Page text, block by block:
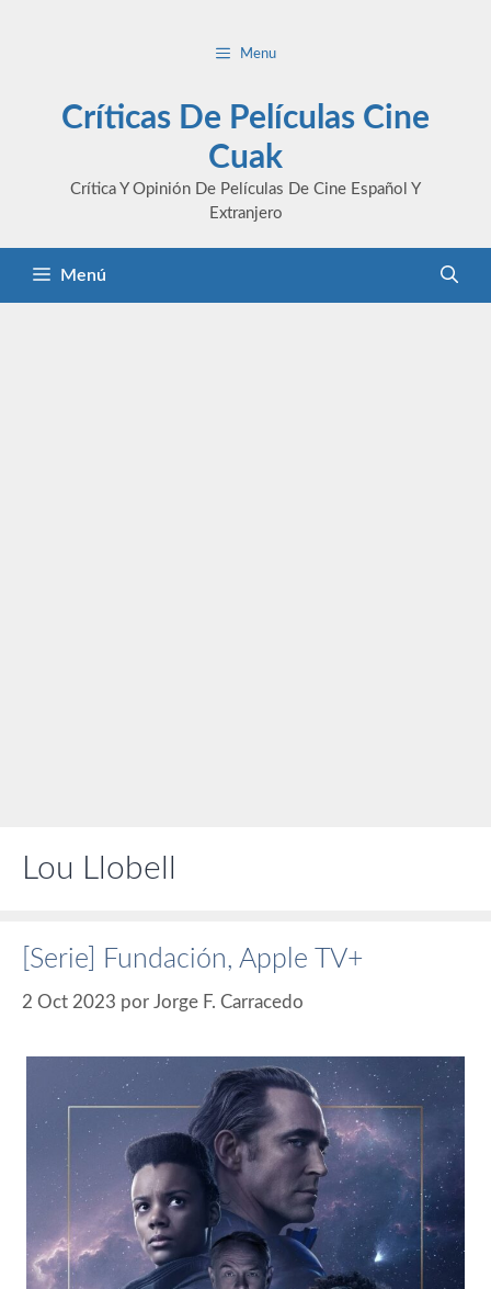
Menu
Críticas De Películas Cine
Cuak
Crítica Y Opinión De Películas De Cine Español Y
Extranjero
Menú
Lou Llobell
[Serie] Fundación, Apple TV+
2 Oct 2023 por Jorge F. Carracedo